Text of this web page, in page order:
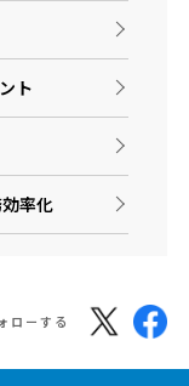
ト
率化
ローする